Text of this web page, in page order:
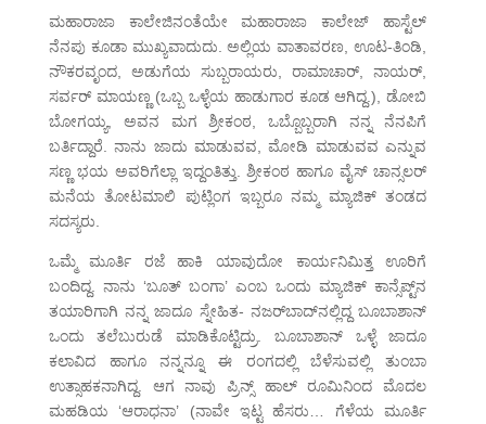
ಮಹಾರಾಜಾ ಕಾಲೇಜಿನಂತೆಯೇ ಮಹಾರಾಜಾ ಕಾಲೇಜ್ ಹಾಸ್ಟೆಲ್
ನೆನಪು ಕೂಡಾ ಮುಖ್ಯವಾದುದು. ಅಲ್ಲಿಯ ವಾತಾವರಣ, ಊಟ-ತಿಂಡಿ,
ನೌಕರವೃಂದ, ಅಡುಗೆಯ ಸುಬ್ಬರಾಯರು, ರಾಮಾಚಾರ್, ನಾಯರ್,
ಸರ್ವರ್ ಮಾಯಣ್ಣ (ಒಬ್ಬ ಒಳ್ಳೆಯ ಹಾಡುಗಾರ ಕೂಡ ಆಗಿದ್ದ.), ಡೋಬಿ
ಬೋಗಯ್ಯ, ಅವನ ಮಗ ಶ್ರೀಕಂಠ, ಒಬ್ಬೊಬ್ಬರಾಗಿ ನನ್ನ ನೆನಪಿಗೆ
ಬರ್ತಿದ್ದಾರೆ. ನಾನು ಜಾದು ಮಾಡುವವ, ಮೋಡಿ ಮಾಡುವವ ಎನ್ನುವ
ಸಣ್ಣ ಭಯ ಅವರಿಗೆಲ್ಲಾ ಇದ್ದಂತಿತ್ತು. ಶ್ರೀಕಂಠ ಹಾಗೂ ವೈಸ್ ಚಾನ್ಸಲರ್
ಮನೆಯ ತೋಟಮಾಲಿ ಪುಟ್ಲಿಂಗ ಇಬ್ಬರೂ ನಮ್ಮ ಮ್ಯಾಜಿಕ್ ತಂಡದ
ಸದಸ್ಯರು.
ಒಮ್ಮೆ ಮೂರ್ತಿ ರಜೆ ಹಾಕಿ ಯಾವುದೋ ಕಾರ್ಯನಿಮಿತ್ತ ಊರಿಗೆ
ಬಂದಿದ್ದ. ನಾನು ‘ಬೂತ್ ಬಂಗಾ’ ಎಂಬ ಒಂದು ಮ್ಯಾಜಿಕ್ ಕಾನ್ಸೆಪ್ಟ್‌ನ
ತಯಾರಿಗಾಗಿ ನನ್ನ ಜಾದೂ ಸ್ನೇಹಿತ- ನಜರ್‌ಬಾದ್‌ನಲ್ಲಿದ್ದ ಬೂಬಾಶಾನ್
ಒಂದು ತಲೆಬುರುಡೆ ಮಾಡಿಕೊಟ್ಟಿದ್ರು. ಬೂಬಾಶಾನ್ ಒಳ್ಳೆ ಜಾದೂ
ಕಲಾವಿದ ಹಾಗೂ ನನ್ನನ್ನೂ ಈ ರಂಗದಲ್ಲಿ ಬೆಳೆಸುವಲ್ಲಿ ತುಂಬಾ
ಉತ್ಸಾಹಕನಾಗಿದ್ದ. ಆಗ ನಾವು ಪ್ರಿನ್ಸ್ ಹಾಲ್ ರೂಮಿನಿಂದ ಮೊದಲ
ಮಹಡಿಯ ‘ಆರಾಧನಾ’ (ನಾವೇ ಇಟ್ಟ ಹೆಸರು… ಗೆಳೆಯ ಮೂರ್ತಿ